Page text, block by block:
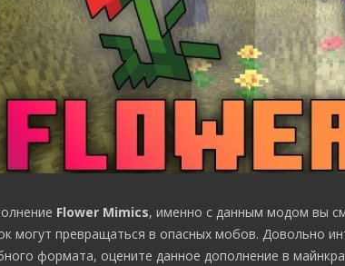
Flower Mimics, именно с данным модом вы
могут превращаться в опасных мобов. Довольно
формата, оцените данное дополнение в